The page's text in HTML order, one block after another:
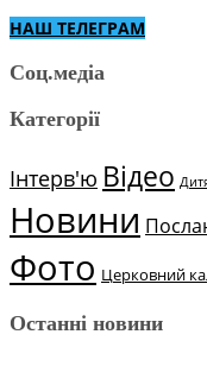
НАШ ТЕЛЕГРАМ
Соц.медіа
Категорії
Інтерв'ю Відео
Новини
Фото Церковний
Останні новини